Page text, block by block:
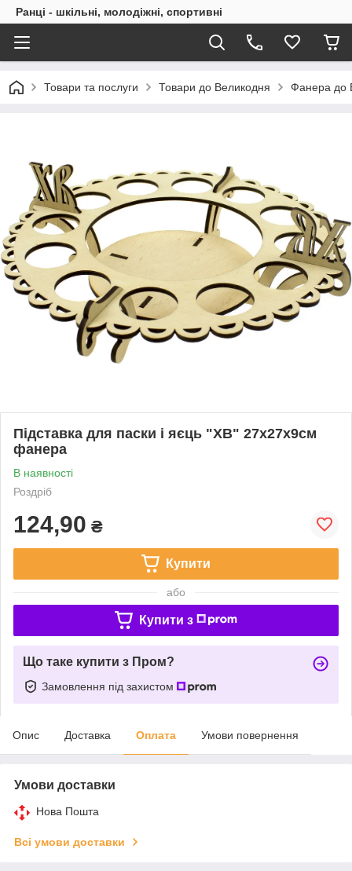
Ранці - шкільні, молодіжні, спортивні
Товари та послуги Товари до Великодня Фанера до
Підставка для паски і яєць "ХВ" 27х27х9см
фанера
В наявності
Роздріб
124,90 ₴
Купити
або
Купити з
Що таке купити з Пром?
Замовлення під захистом
Опис Доставка Оплата Умови повернення
Умови доставки
Нова Пошта
Всі умови доставки